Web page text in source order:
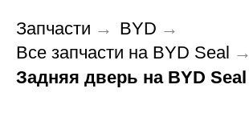
Запчасти → BYD →
Все запчасти на BYD Seal →
Задняя дверь на BYD Seal